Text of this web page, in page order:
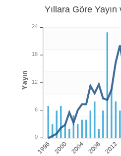
1996 2000 2004 2008 2012
Yıllara Göre Yayın
24
18
12
6
0
Yayın